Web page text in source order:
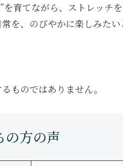
育てながら、ストレッチ
を、のびやかに楽しみたい
ものではありません。